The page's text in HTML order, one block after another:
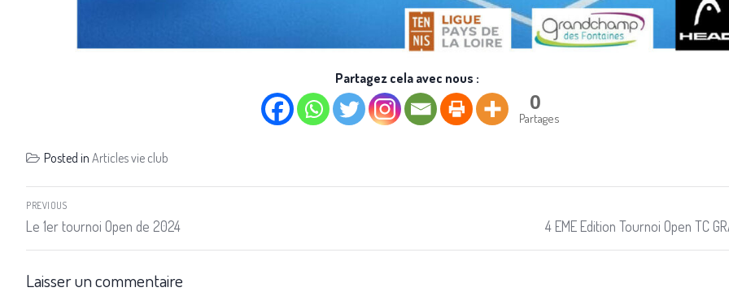
Partagez cela avec nous :
0
Partages
Posted in Articles vie club
PREVIOUS
Le 1er tournoi Open de 2024 4 EME Edition Tournoi Open TC
Laisser un commentaire